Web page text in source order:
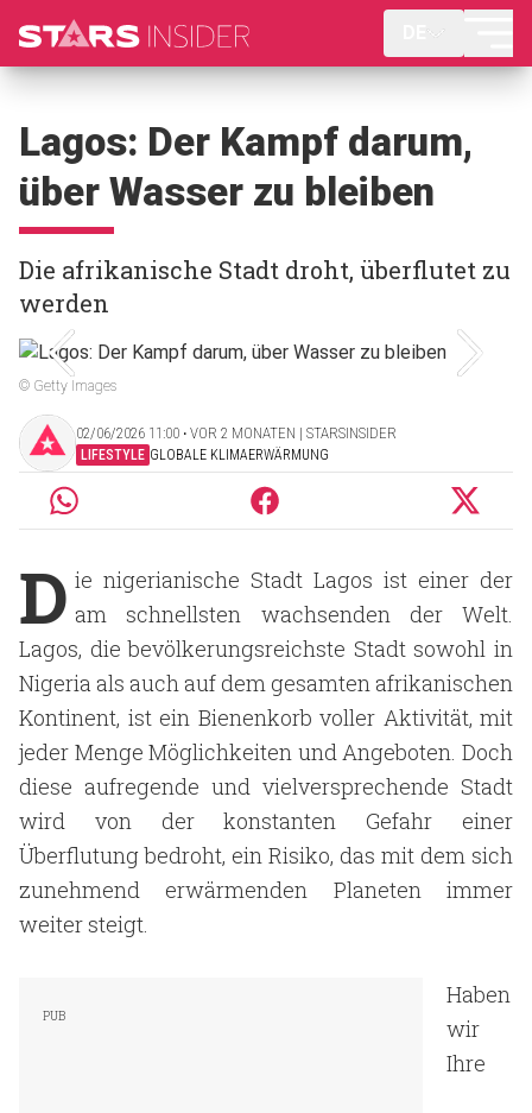
Lagos: Der Kampf darum,
über Wasser zu bleiben
Die afrikanische Stadt droht, überflutet zu
werden
© Getty Images
02/06/2026 11:00 ‧ VOR 2 MONATEN | STARSINSIDER
LIFESTYLE GLOBALE KLIMAERWÄRMUNG
D ie nigerianische Stadt Lagos ist einer der
am schnellsten wachsenden der Welt.
Lagos, die bevölkerungsreichste Stadt sowohl in
Nigeria als auch auf dem gesamten afrikanischen
Kontinent, ist ein Bienenkorb voller Aktivität, mit
jeder Menge Möglichkeiten und Angeboten. Doch
diese aufregende und vielversprechende Stadt
wird von der konstanten Gefahr einer
Überflutung bedroht, ein Risiko, das mit dem sich
zunehmend erwärmenden Planeten immer
weiter steigt.
Haben
wir
Ihre